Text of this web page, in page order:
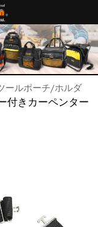
ールポーチ/ホルダ
付きカーペンター